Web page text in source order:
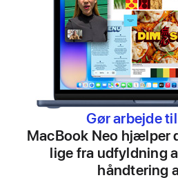
Gør arbejde
MacBook Neo hjælper
lige fra udfyldning
håndtering